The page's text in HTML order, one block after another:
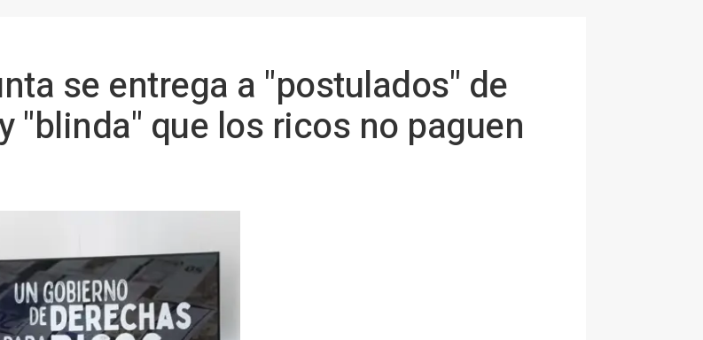
se entrega a "postulados" de
"blinda" que los ricos no paguen